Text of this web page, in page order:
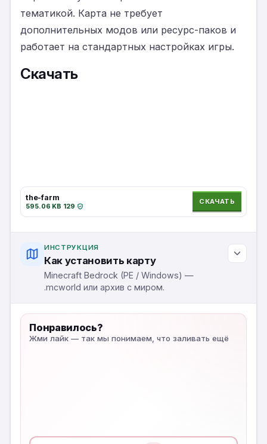
тематикой. Карта не требует
дополнительных модов или ресурс-паков и
работает на стандартных настройках игры.
Скачать
the-farm
595.06 KB·129·
СКАЧАТЬ
ИНСТРУКЦИЯ
Как установить карту
Minecraft Bedrock (PE / Windows) —
.mcworld или архив с миром.
Понравилось?
Жми лайк — так мы понимаем, что заливать ещё